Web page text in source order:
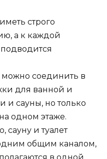
строго
а к каждой
соединить в
для ванной и
и сауны, но только
одном этаже.
сауну и туалет
общим каналом,